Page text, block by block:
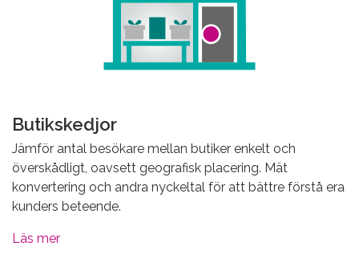
Butikskedjor
Jämför antal besökare mellan butiker enkelt och
överskådligt, oavsett geografisk placering. Mät
konvertering och andra nyckeltal för att bättre förstå era
kunders beteende.
Läs mer